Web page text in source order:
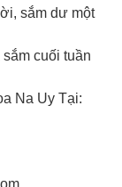
sắm dư một
cuối tuần
Na Uy Tại: